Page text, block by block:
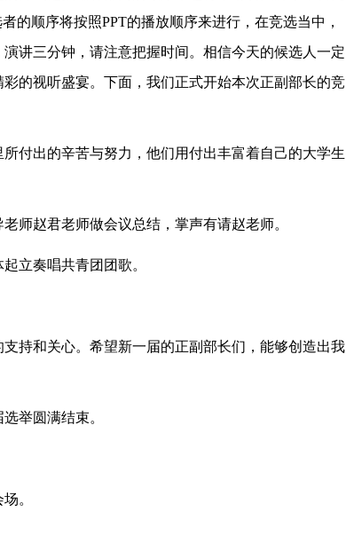
的顺序将按照PPT的播放顺序来进行，在竞选当中，
讲三分钟，请注意把握时间。相信今天的候选人一定
的视听盛宴。下面，我们正式开始本次正副部长的竞
付出的辛苦与努力，他们用付出丰富着自己的大学生
师赵君老师做会议总结，掌声有请赵老师。
立奏唱共青团团歌。
持和关心。希望新一届的正副部长们，能够创造出我
举圆满结束。
。